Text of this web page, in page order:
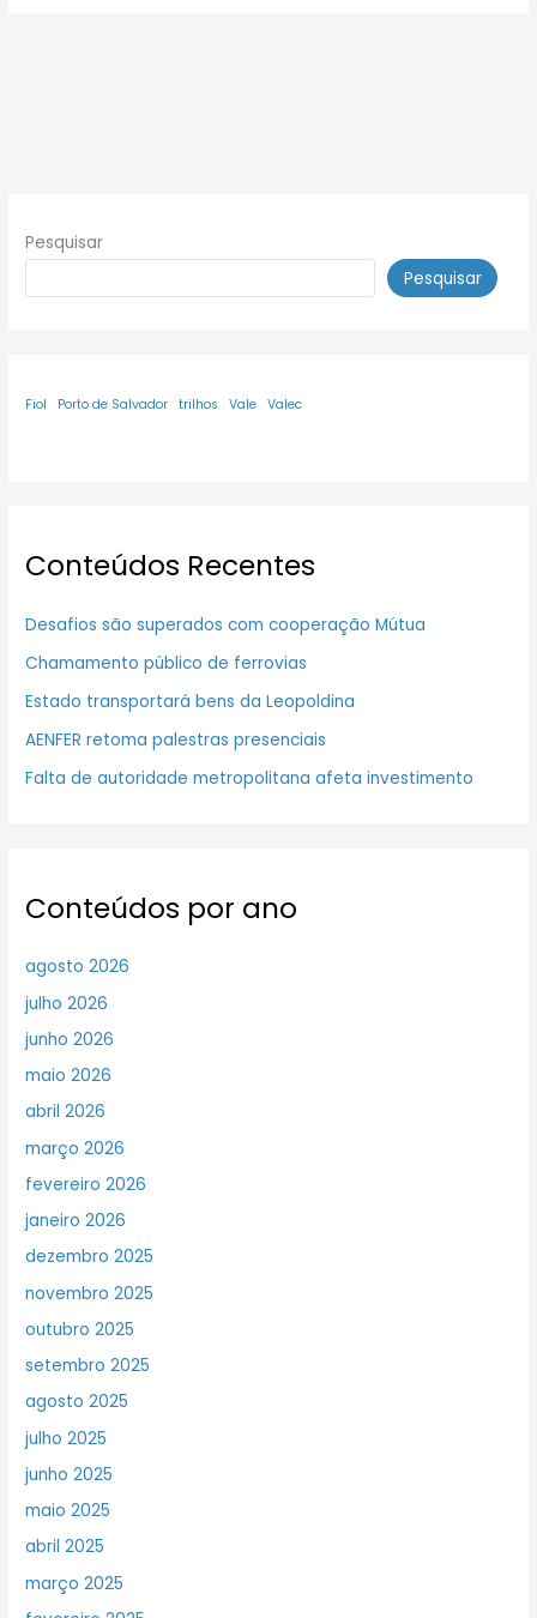
Pesquisar
Pesquisar
Fiol Porto de Salvador trilhos Vale Valec
Conteúdos Recentes
Desafios são superados com cooperação Mútua
Chamamento público de ferrovias
Estado transportará bens da Leopoldina
AENFER retoma palestras presenciais
Falta de autoridade metropolitana afeta investimento
Conteúdos por ano
agosto 2026
julho 2026
junho 2026
maio 2026
abril 2026
março 2026
fevereiro 2026
janeiro 2026
dezembro 2025
novembro 2025
outubro 2025
setembro 2025
agosto 2025
julho 2025
junho 2025
maio 2025
abril 2025
março 2025